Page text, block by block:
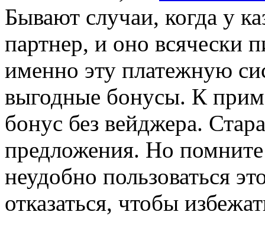
Бывают случаи, когда у
партнер, и оно всячески
именно эту платежную
выгодные бонусы. К
бонус без вейджера.
предложения. Но
неудобно пользоваться
отказаться, чтобы